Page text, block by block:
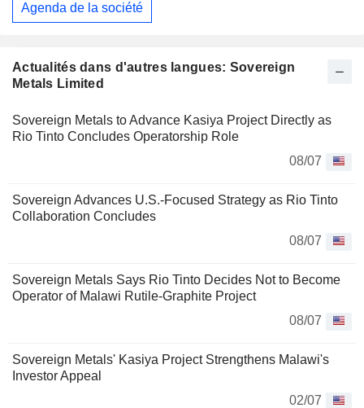
Actualités dans d'autres langues: Sovereign
Metals Limited
Sovereign Metals to Advance Kasiya Project Directly as
Rio Tinto Concludes Operatorship Role
08/07
Sovereign Advances U.S.-Focused Strategy as Rio Tinto
Collaboration Concludes
08/07
Sovereign Metals Says Rio Tinto Decides Not to Become
Operator of Malawi Rutile-Graphite Project
08/07
Sovereign Metals' Kasiya Project Strengthens Malawi's
Investor Appeal
02/07
Agenda de la société